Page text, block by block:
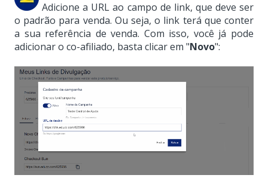
Adicione a URL ao campo de link, que deve ser
o padrão para venda. Ou seja, o link terá que conter
a sua referência de venda. Com isso, você já pode
adicionar o co-afiliado, basta clicar em "Novo":